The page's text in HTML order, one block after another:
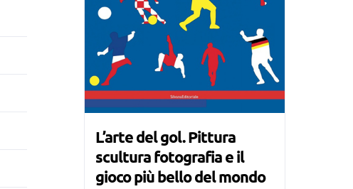
L’arte del gol. Pittura
scultura fotografia e il
gioco più bello del mondo